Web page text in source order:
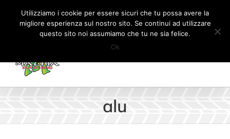
Salta
contenuto
Il mio account CARRELLO
alu
Utilizziamo i cookie per essere sicuri che tu possa avere la
migliore esperienza sul nostro sito. Se continui ad utilizzare
questo sito noi assumiamo che tu ne sia felice.
Ok